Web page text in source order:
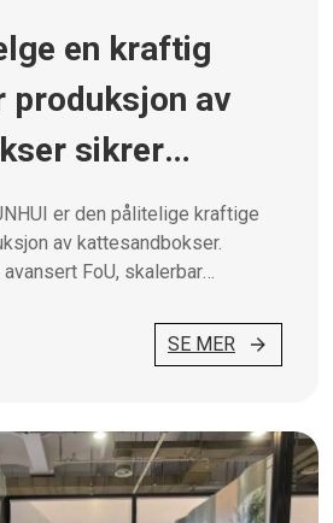
en kraftig
av
sikrer
og
er den pålitelige kraftige
av kattesandbokser.
FoU, skalerbar
SE MER